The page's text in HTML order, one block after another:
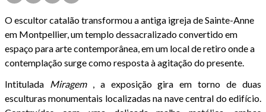
O escultor catalão transformou a antiga igreja de Sainte-Anne
em Montpellier, um templo dessacralizado convertido em
espaço para arte contemporânea, em um local de retiro onde a
contemplação surge como resposta à agitação do presente.
Intitulada
Miragem, a exposição gira em torno de duas
esculturas monumentais localizadas na nave central do edifício.